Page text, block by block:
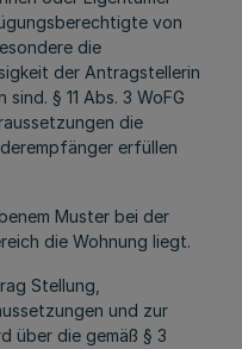
von
die
der Antragstellerin
§ 11 Abs. 3 WoFG
die
erfüllen
Muster bei der
die Wohnung liegt.
Stellung,
und zur
über die gemäß § 3